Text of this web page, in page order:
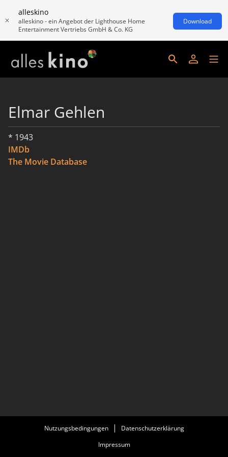
alleskino
alleskino - ein Angebot der Lighthouse Home
Entertainment Vertriebs GmbH & Co. KG
Download
Elmar Gehlen
* 1943
IMDb
The Movie Database
Nutzungsbedingungen
Datenschutzerklärung
Impressum